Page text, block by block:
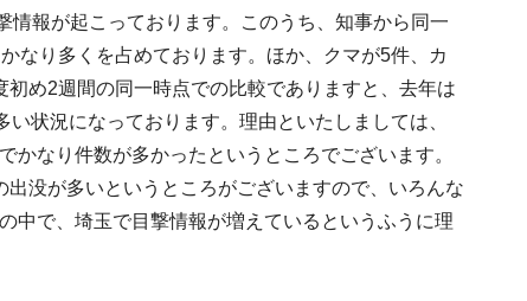
報が起こっております。このうち、知事から同一
なり多くを占めております。ほか、クマが5件、カ
め2週間の同一時点での比較でありますと、去年は
状況になっております。理由といたしましては、
なり件数が多かったというところでございます。
没が多いというところがございますので、いろんな
中で、埼玉で目撃情報が増えているというふうに理